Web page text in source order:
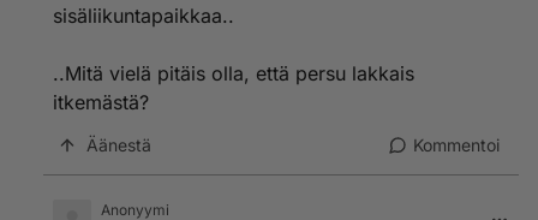
sisäliikuntapaikkaa..
..Mitä vielä pitäis olla, että persu lakkais
itkemästä?
Äänestä Kommentoi
Anonyymi